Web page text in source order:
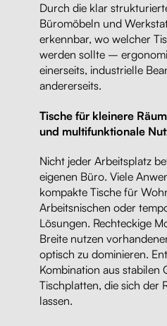
Durch die klar
Büromöbeln und
erkennbar, wo welcher
werden sollte –
einerseits, industrielle
andererseits.
Tische für kleinere
und multifunktionale
Nicht jeder Arbeitsplatz
eigenen Büro. Viele
kompakte Tische für
Arbeitsnischen oder
Lösungen. Rechteckige
Breite nutzen
optisch zu dominieren.
Kombination aus stabilen
Tischplatten, die sich der
lassen.